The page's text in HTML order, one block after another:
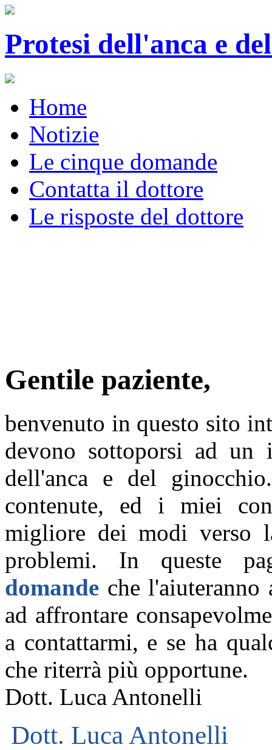
Protesi dell'anca e
Home
Notizie
Le cinque domande
Contatta il dottore
Le risposte del dottore
Gentile paziente,
benvenuto in questo sito
devono sottoporsi ad un
dell'anca e del
contenute, ed i miei
migliore dei modi verso
problemi. In queste
domande che l'aiuteranno
ad affrontare
a contattarmi, e se ha
che riterrà più opportune.
Dott. Luca Antonelli
Dott. Luca Antonelli